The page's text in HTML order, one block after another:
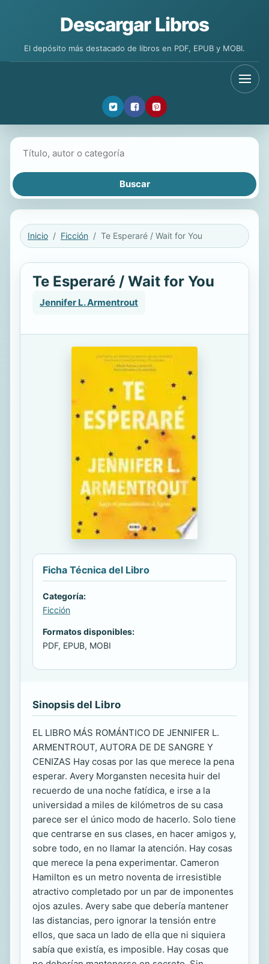
Descargar Libros
El depósito más destacado de libros en PDF, EPUB y MOBI.
Inicio Ficción Te Esperaré / Wait for You
Te Esperaré / Wait for You
Jennifer L. Armentrout
Ficha Técnica del Libro
Categoría:
Ficción
Formatos disponibles:
PDF, EPUB, MOBI
Sinopsis del Libro
EL LIBRO MÁS ROMÁNTICO DE JENNIFER L.
ARMENTROUT, AUTORA DE DE SANGRE Y
CENIZAS Hay cosas por las que merece la pena
esperar. Avery Morgansten necesita huir del
recuerdo de una noche fatídica, e irse a la
universidad a miles de kilómetros de su casa
parece ser el único modo de hacerlo. Solo tiene
que centrarse en sus clases, en hacer amigos y,
sobre todo, en no llamar la atención. Hay cosas
que merece la pena experimentar. Cameron
Hamilton es un metro noventa de irresistible
atractivo completado por un par de imponentes
ojos azules. Avery sabe que debería mantener
las distancias, pero ignorar la tensión entre
ellos, que saca un lado de ella que ni siquiera
sabía que existía, es imposible. Hay cosas que